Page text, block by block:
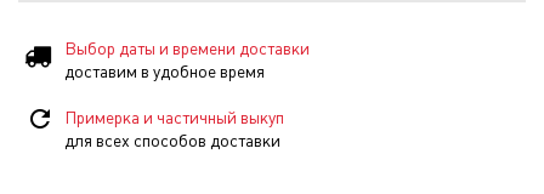
Выбор даты и времени доставки
доставим в удобное время
Примерка и частичный выкуп
для всех способов доставки